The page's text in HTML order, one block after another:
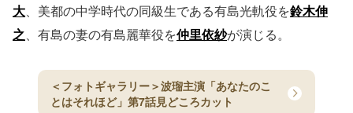
大、美都の中学時代の同級生である有島光軌役を鈴木伸
之、有島の妻の有島麗華役を仲里依紗が演じる。
＜フォトギャラリー＞波瑠主演「あなたのこ
とはそれほど」第7話見どころカット